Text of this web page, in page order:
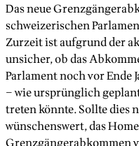
Das neue
schweizerischen
Zurzeit ist aufgrund der
unsicher, ob das
Parlament noch vor Ende
– wie ursprünglich
treten könnte. Sollte dies
wünschenswert, das